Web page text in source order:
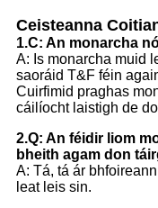
Ceisteanna
1.C: An monarcha
A: Is monarcha muid
saoráid T&F féin
Cuirfimid praghas
cáilíocht laistigh de
2.Q: An féidir liom
bheith agam don
A: Tá, tá ár
leat leis sin.